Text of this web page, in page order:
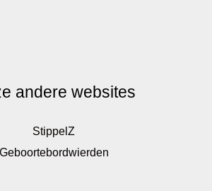
andere websites
StippelZ
Geboortebordwierden